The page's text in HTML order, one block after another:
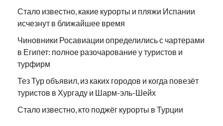
Стало известно, какие курорты и пляжи Испании
исчезнут в ближайшее время
Чиновники Росавиации определились с чартерами
в Египет: полное разочарование у туристов и
турфирм
Тез Тур объявил, из каких городов и когда повезёт
туристов в Хургаду и Шарм-эль-Шейх
Стало известно, кто поджёг курорты в Турции